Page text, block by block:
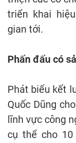
triển khai
gian tới.
Phấn đấu có
Phát biểu kết
Quốc Dũng
lĩnh vực công
cụ thể cho 10